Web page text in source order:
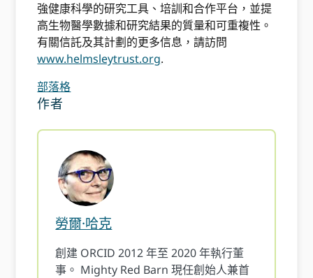
強健康科學的研究工具、培訓和合作平台，並提
高生物醫學數據和研究結果的質量和可重複性。
有關信託及其計劃的更多信息，請訪問
www.helmsleytrust.org.
部落格
作者
勞爾·哈克
創建 ORCID 2012 年至 2020 年執行董
事。 Mighty Red Barn 現任創始人兼首